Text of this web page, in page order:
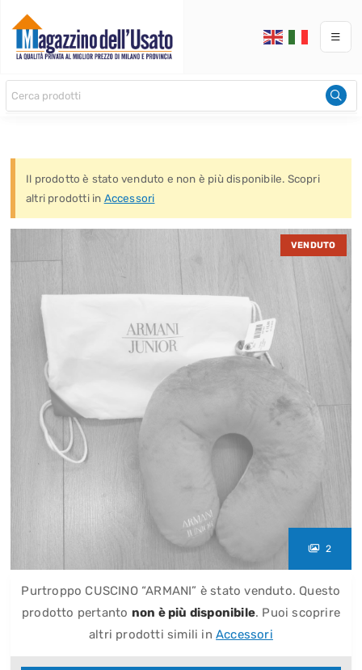
Il prodotto è stato venduto e non è più disponibile. Scopri
altri prodotti in Accessori
2
VENDUTO
Purtroppo CUSCINO “ARMANI” è stato venduto. Questo
prodotto pertanto non è più disponibile. Puoi scoprire
altri prodotti simili inAccessori